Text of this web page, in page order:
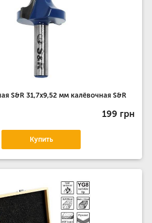
S&R 31,7х9,52 мм калёвочная S&R
199 грн
Купить